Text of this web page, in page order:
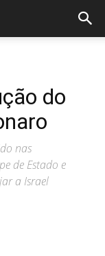
do
nas
de Estado e
a Israel